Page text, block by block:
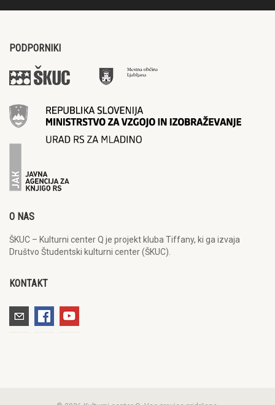
PODPORNIKI
O NAS
ŠKUC – Kulturni center Q je projekt kluba Tiffany, ki ga izvaja
Društvo Študentski kulturni center (ŠKUC).
KONTAKT